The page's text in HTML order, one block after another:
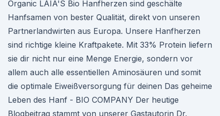
Organic LAIA'S Bio Hanfherzen sind geschälte
Hanfsamen von bester Qualität, direkt von unseren
Partnerlandwirten aus Europa. Unsere Hanfherzen
sind richtige kleine Kraftpakete. Mit 33% Protein liefern
sie dir nicht nur eine Menge Energie, sondern vor
allem auch alle essentiellen Aminosäuren und somit
die optimale Eiweißversorgung für deinen Das geheime
Leben des Hanf - BIO COMPANY Der heutige
Blogbeitrag stammt von unserer Gastautorin Dr.